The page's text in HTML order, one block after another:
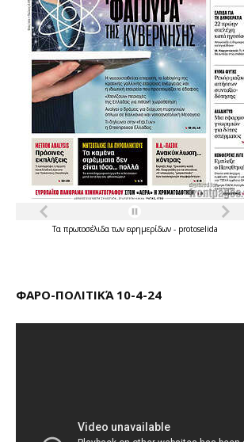
Τα πρωτοσέλιδατων εφημερίδων - protoselida
ΦΑΡΟ-ΠΟΛΙΤΙΚΆ 10-4-24